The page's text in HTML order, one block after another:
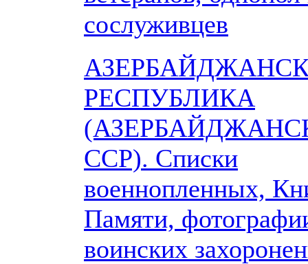
сослуживцев
РЕСПУБЛИКА
ССР). Списки
военнопленных,
Памяти,
воинских